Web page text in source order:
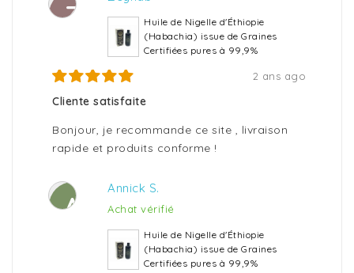
Z
Huile de Nigelle d'Éthiopie
(Habachia) issue de Graines
Certifiées pures à 99,9%
2 ans ago
Cliente satisfaite
Bonjour, je recommande ce site , livraison
rapide et produits conforme !
A
Annick S.
Achat vérifié
Huile de Nigelle d'Éthiopie
(Habachia) issue de Graines
Certifiées pures à 99,9%